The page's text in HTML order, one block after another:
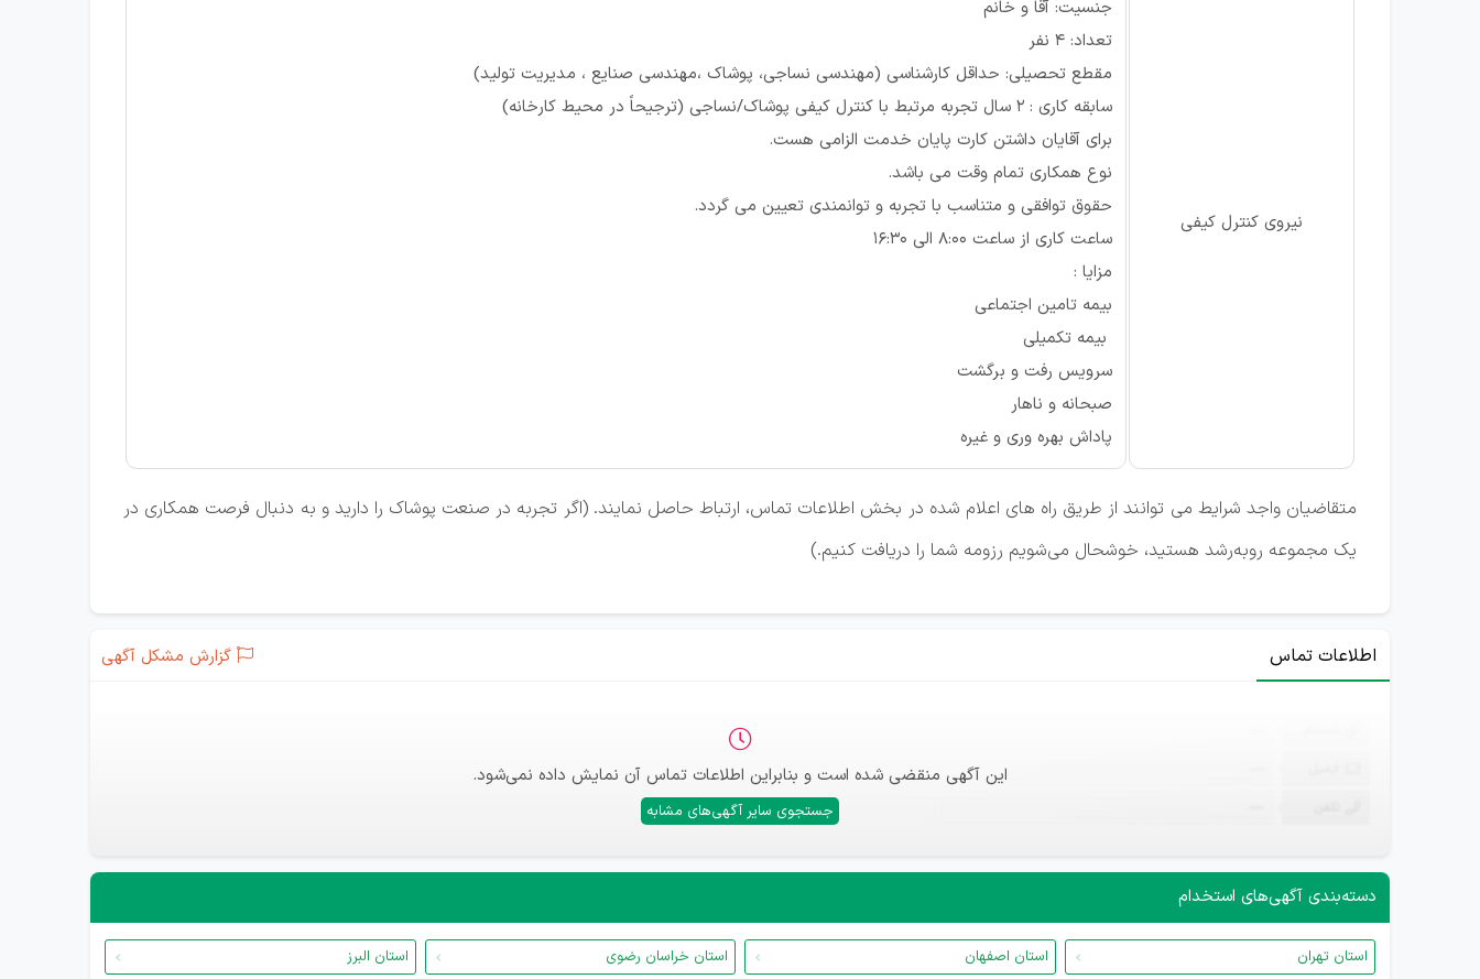
نیروی کنترل کیفی
جنسیت: آقا و خانم
تعداد: 4 نفر
مقطع تحصیلی: حداقل کارشناسی (مهندسی نساجی، پوشاک ،مهندسی صنایع ، مدیریت تولید)
سابقه کاری : 2 سال تجربه مرتبط با کنترل کیفی پوشاک/نساجی (ترجیحاً در محیط کارخانه)
برای آقایان داشتن کارت پایان خدمت الزامی هست.
نوع همکاری تمام وقت می باشد.
حقوق توافقی و متناسب با تجربه و توانمندی تعیین می گردد.
ساعت کاری از ساعت 8:00 الی 16:30
مزایا :
بیمه تامین اجتماعی
بیمه تکمیلی
سرویس رفت و برگشت
صبحانه و ناهار
پاداش بهره وری و غیره
متقاضیان واجد شرایط می توانند از طریق راه های اعلام شده در بخش اطلاعات تماس، ارتباط حاصل نمایند. (اگر تجربه در صنعت پوشاک را دارید و به دنبال فرصت همکاری در
یک مجموعه رو‌به‌رشد هستید، خوشحال می‌شویم رزومه شما را دریافت کنیم.)
اطلاعات تماس گزارش مشکل آگهی
این آگهی منقضی شده است و بنابراین اطلاعات تماس آن نمایش داده نمی‌شود.
جستجوی سایر آگهی‌های مشابه
دسته‌بندی آگهی‌های استخدام
استان تهران استان اصفهان استان خراسان رضوی
استان البرز